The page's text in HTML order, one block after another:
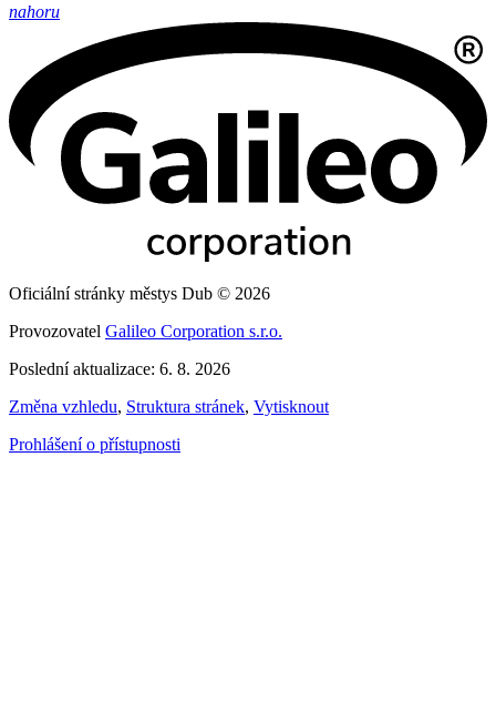
nahoru
Oficiální stránky městys Dub © 2026
Provozovatel Galileo Corporation s.r.o.
Poslední aktualizace: 6. 8. 2026
Změna vzhledu, Struktura stránek, Vytisknout
Prohlášení o přístupnosti